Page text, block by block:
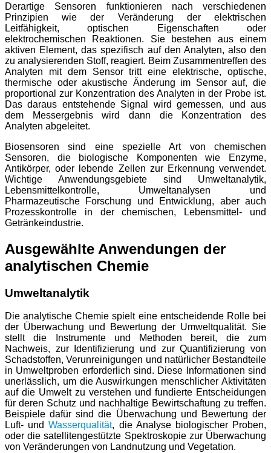
Derartige Sensoren funktionieren nach verschiedenen
Prinzipien wie der Veränderung der elektrischen
Leitfähigkeit, optischen Eigenschaften oder
elektrochemischen Reaktionen. Sie bestehen aus einem
aktiven Element, das spezifisch auf den Analyten, also den
zu analysierenden Stoff, reagiert. Beim Zusammentreffen des
Analyten mit dem Sensor tritt eine elektrische, optische,
thermische oder akustische Änderung im Sensor auf, die
proportional zur Konzentration des Analyten in der Probe ist.
Das daraus entstehende Signal wird gemessen, und aus
dem Messergebnis wird dann die Konzentration des
Analyten abgeleitet.
Biosensoren sind eine spezielle Art von chemischen
Sensoren, die biologische Komponenten wie Enzyme,
Antikörper, oder lebende Zellen zur Erkennung verwendet.
Wichtige Anwendungsgebiete sind Umweltanalytik,
Lebensmittelkontrolle, Umweltanalysen und
Pharmazeutische Forschung und Entwicklung, aber auch
Prozesskontrolle in der chemischen, Lebensmittel- und
Getränkeindustrie.
Ausgewählte Anwendungen der
analytischen Chemie
Umweltanalytik
Die analytische Chemie spielt eine entscheidende Rolle bei
der Überwachung und Bewertung der Umweltqualität. Sie
stellt die Instrumente und Methoden bereit, die zum
Nachweis, zur Identifizierung und zur Quantifizierung von
Schadstoffen, Verunreinigungen und natürlicher Bestandteile
in Umweltproben erforderlich sind. Diese Informationen sind
unerlässlich, um die Auswirkungen menschlicher Aktivitäten
auf die Umwelt zu verstehen und fundierte Entscheidungen
für deren Schutz und nachhaltige Bewirtschaftung zu treffen.
Beispiele dafür sind die Überwachung und Bewertung der
Luft- undWasserqualität, die Analyse biologischer Proben,
oder die satellitengestützte Spektroskopie zur Überwachung
von Veränderungen von Landnutzung und Vegetation.